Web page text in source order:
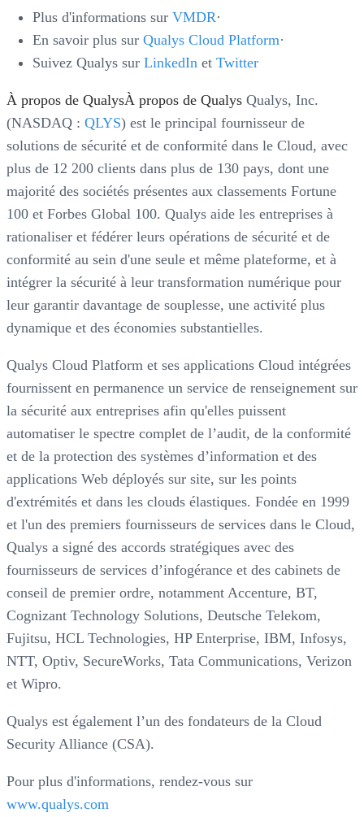
Plus d'informations sur VMDR·
En savoir plus sur Qualys Cloud Platform·
Suivez Qualys sur LinkedIn et Twitter
À propos de QualysÀ propos de Qualys Qualys, Inc.
(NASDAQ : QLYS) est le principal fournisseur de
solutions de sécurité et de conformité dans le Cloud, avec
plus de 12 200 clients dans plus de 130 pays, dont une
majorité des sociétés présentes aux classements Fortune
100 et Forbes Global 100. Qualys aide les entreprises à
rationaliser et fédérer leurs opérations de sécurité et de
conformité au sein d'une seule et même plateforme, et à
intégrer la sécurité à leur transformation numérique pour
leur garantir davantage de souplesse, une activité plus
dynamique et des économies substantielles.
Qualys Cloud Platform et ses applications Cloud intégrées
fournissent en permanence un service de renseignement sur
la sécurité aux entreprises afin qu'elles puissent
automatiser le spectre complet de l’audit, de la conformité
et de la protection des systèmes d’information et des
applications Web déployés sur site, sur les points
d'extrémités et dans les clouds élastiques. Fondée en 1999
et l'un des premiers fournisseurs de services dans le Cloud,
Qualys a signé des accords stratégiques avec des
fournisseurs de services d’infogérance et des cabinets de
conseil de premier ordre, notamment Accenture, BT,
Cognizant Technology Solutions, Deutsche Telekom,
Fujitsu, HCL Technologies, HP Enterprise, IBM, Infosys,
NTT, Optiv, SecureWorks, Tata Communications, Verizon
et Wipro.
Qualys est également l’un des fondateurs de la Cloud
Security Alliance (CSA).
Pour plus d'informations, rendez-vous sur
www.qualys.com